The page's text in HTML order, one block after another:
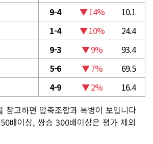
9-4 ▼ 14%
10.1
1-4 ▼ 10%
24.4
9-3 ▼ 9%
93.4
5-6 ▼ 7%
69.5
4-9 ▼ 2%
16.4
참고하면 압축조합과 복병이 보입니다
배이상, 쌍승 300배이상은 평가 제외